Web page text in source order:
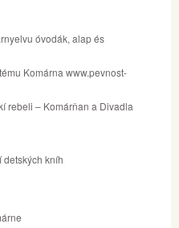
óvodák, alap és
Komárna www.pevnost-
rebeli – Komárňan a Divadla
detských kníh